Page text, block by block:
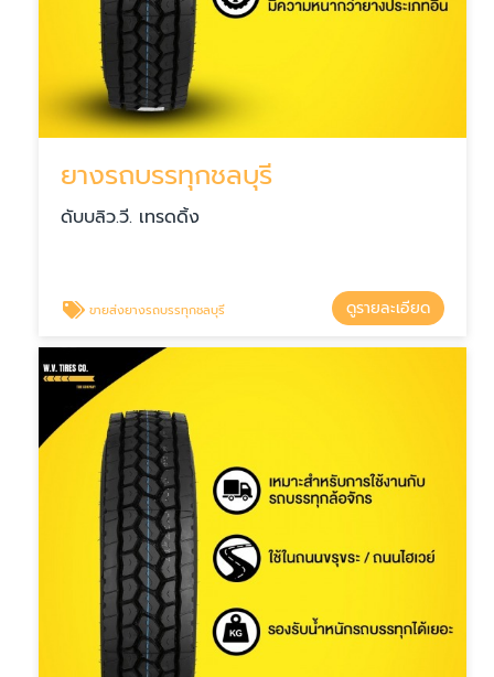
ยางรถบรรทุกชลบุรี
ดับบลิว.วี. เทรดดิ้ง
ขายส่งยางรถบรรทุกชลบุรี ดูรายละเอียด